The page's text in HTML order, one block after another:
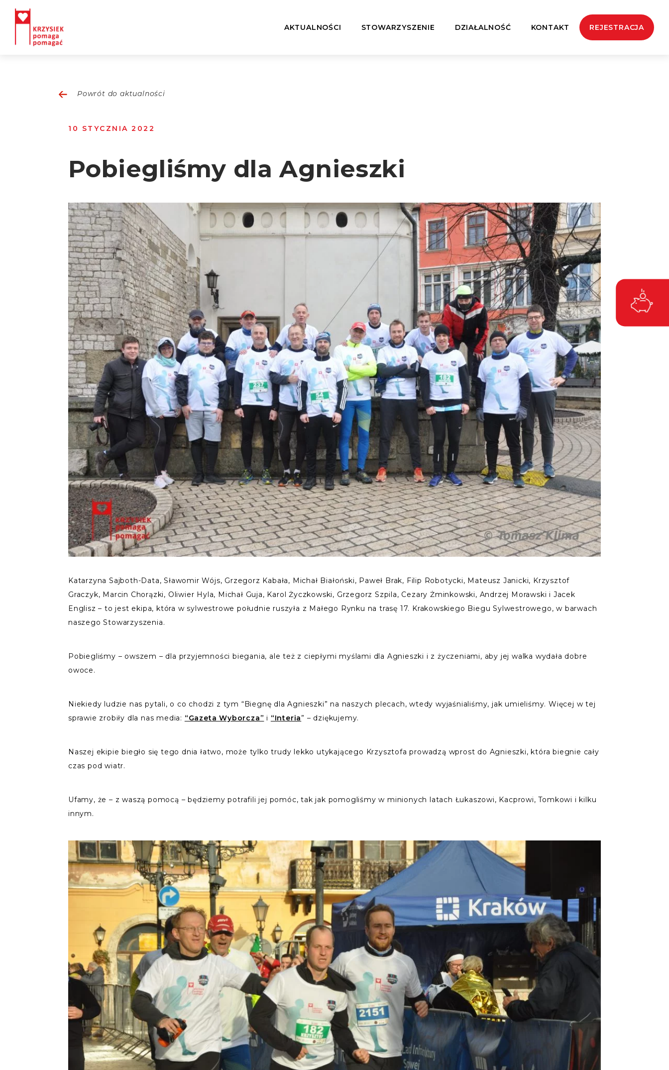
AKTUALNOŚCI STOWARZYSZENIE DZIAŁALNOŚĆ KONTAKT REJESTRACJA
Powrót do aktualności
10 STYCZNIA 2022
Pobiegliśmy dla Agnieszki
Katarzyna Sajboth-Data, Sławomir Wójs, Grzegorz Kabała, Michał Białoński, Paweł Brak, Filip Robotycki, Mateusz Janicki, Krzysztof
Graczyk, Marcin Chorązki, Oliwier Hyla, Michał Guja, Karol Życzkowski, Grzegorz Szpila, Cezary Żminkowski, Andrzej Morawski i Jacek
Englisz – to jest ekipa, która w sylwestrowe południe ruszyła z Małego Rynku na trasę 17. Krakowskiego Biegu Sylwestrowego, w barwach
naszego Stowarzyszenia.
Pobiegliśmy – owszem – dla przyjemności biegania, ale też z ciepłymi myślami dla Agnieszki i z życzeniami, aby jej walka wydała dobre
owoce.
Niekiedy ludzie nas pytali, o co chodzi z tym “Biegnę dla Agnieszki” na naszych plecach, wtedy wyjaśnialiśmy, jak umieliśmy. Więcej w tej
sprawie zrobiły dla nas media: “Gazeta Wyborcza” i “Interia” – dziękujemy.
Naszej ekipie biegło się tego dnia łatwo, może tylko trudy lekko utykającego Krzysztofa prowadzą wprost do Agnieszki, która biegnie cały
czas pod wiatr.
Ufamy, że – z waszą pomocą – będziemy potrafili jej pomóc, tak jak pomogliśmy w minionych latach Łukaszowi, Kacprowi, Tomkowi i kilku
innym.